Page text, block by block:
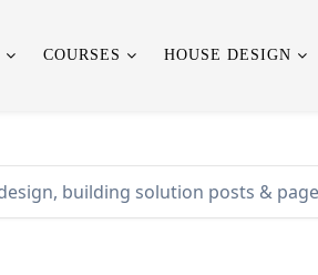
COURSES HOUSE DESIGN